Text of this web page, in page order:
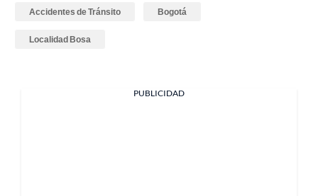
Accidentes de Tránsito Bogotá
Localidad Bosa
PUBLICIDAD